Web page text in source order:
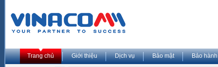
Trang chủ Giới thiệu Dịch vụ Bảo mật Bảo hành